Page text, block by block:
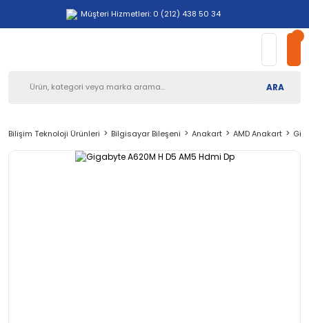
Müşteri Hizmetleri: 0 (212) 438 50 34
ARA
Bilişim Teknoloji Ürünleri Bilgisayar Bileşeni Anakart AMD Anakart